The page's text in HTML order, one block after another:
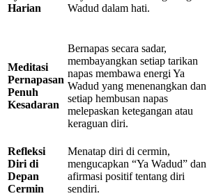
Harian
Wadud dalam hati.
Meditasi
Pernapasan
Penuh
Kesadaran
Bernapas secara sadar,
membayangkan setiap tarikan
napas membawa energi Ya
Wadud yang menenangkan dan
setiap hembusan napas
melepaskan ketegangan atau
keraguan diri.
Refleksi
Diri di
Depan
Cermin
Menatap diri di cermin,
mengucapkan “Ya Wadud” dan
afirmasi positif tentang diri
sendiri.